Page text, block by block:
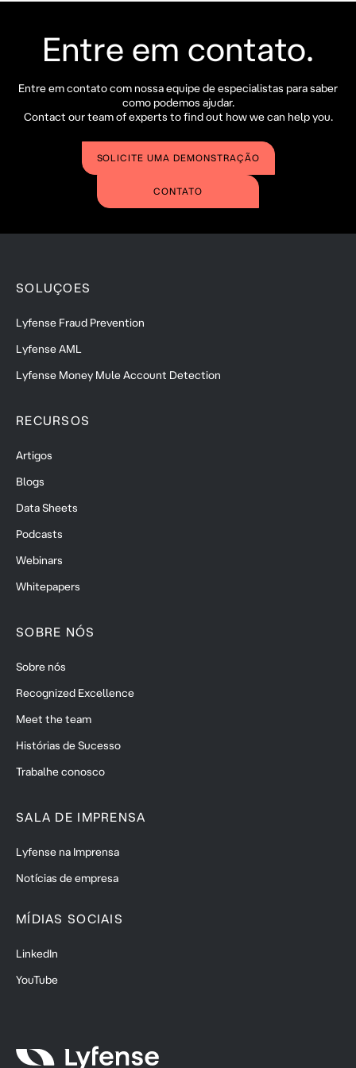
Entre em contato.
Entre em contato com nossa equipe de especialistas para saber
como podemos ajudar.
Contact our team of experts to find out how we can help you.
SOLICITE UMA DEMONSTRAÇÃO
CONTATO
SOLUÇOES
Lyfense Fraud Prevention
Lyfense AML
Lyfense Money Mule Account Detection
RECURSOS
Artigos
Blogs
Data Sheets
Podcasts
Webinars
Whitepapers
SOBRE NÓS
Sobre nós
Recognized Excellence
Meet the team
Histórias de Sucesso
Trabalhe conosco
SALA DE IMPRENSA
Lyfense na Imprensa
Notícias de empresa
MÍDIAS SOCIAIS
LinkedIn
YouTube